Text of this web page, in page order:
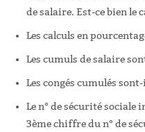
de salaire. Est-ce bien le
Les calculs en
Les cumuls de salaire
Les congés cumulés
Le n° de sécurité sociale
3ème chiffre du n° de